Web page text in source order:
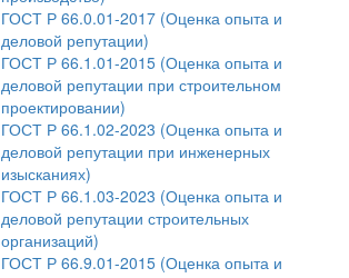
ГОСТ Р 66.0.01-2017 (Оценка опыта и
деловой репутации)
ГОСТ Р 66.1.01-2015 (Оценка опыта и
деловой репутации при строительном
проектировании)
ГОСТ Р 66.1.02-2023 (Оценка опыта и
деловой репутации при инженерных
изысканиях)
ГОСТ Р 66.1.03-2023 (Оценка опыта и
деловой репутации строительных
организаций)
ГОСТ Р 66.9.01-2015 (Оценка опыта и